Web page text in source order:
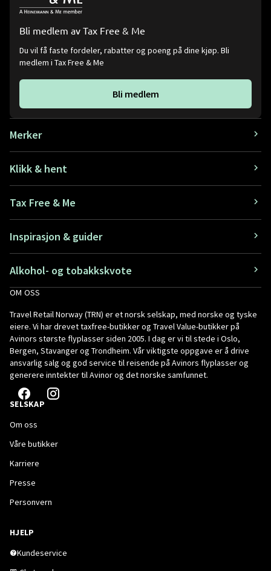
Bli medlem av Tax Free & Me
Du vil få faste fordeler, rabatter og poeng på dine kjøp. Bli
medlem i Tax Free & Me
Bli medlem
Merker
Klikk & hent
Tax Free & Me
Inspirasjon & guider
Alkohol- og tobakkskvote
OM OSS
Travel Retail Norway (TRN) er et norsk selskap, med norske og tyske
eiere. Vi har drevet taxfree-butikker og Travel Value-butikker på
Avinors største flyplasser siden 2005. I dag er vi til stede i Oslo,
Bergen, Stavanger og Trondheim. Vår viktigste oppgave er å drive
ansvarlig salg og god service til reisende på Avinors flyplasser og
generere inntekter til Avinor og det norske samfunnet.
SELSKAP
Om oss
Våre butikker
Karriere
Presse
Personvern
HJELP
Kundeservice